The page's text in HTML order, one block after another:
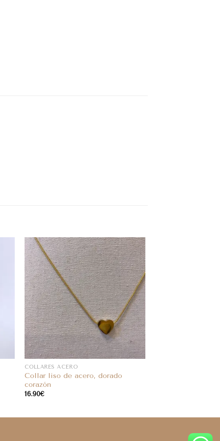
COLLARES ACERO
Collar liso de acero, dorado
corazón
16.90€